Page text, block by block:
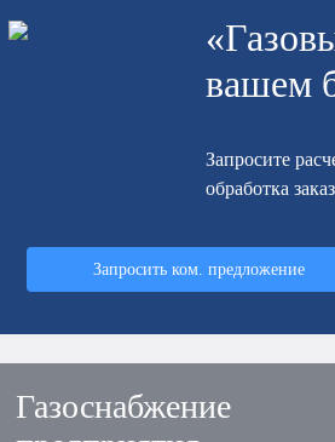
вашем
Запросите
обработка
Запросить ком. предложение
Газоснабжение